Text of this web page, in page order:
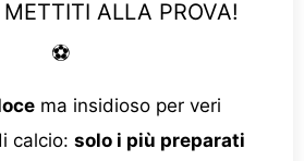
ALLA PROVA!
⚽
ma insidioso per veri
calcio: solo i più preparati